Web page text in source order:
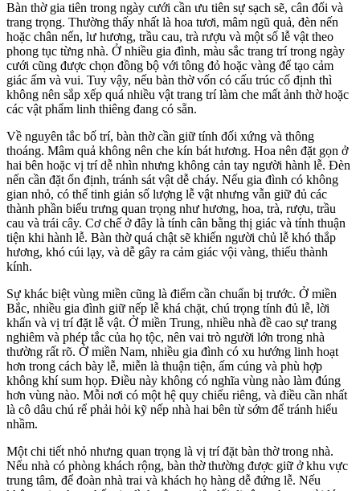
Bàn thờ gia tiên trong ngày cưới cần ưu tiên sự sạch sẽ, cân đối và
trang trọng. Thường thấy nhất là hoa tươi, mâm ngũ quả, đèn nến
hoặc chân nến, lư hương, trầu cau, trà rượu và một số lễ vật theo
phong tục từng nhà. Ở nhiều gia đình, màu sắc trang trí trong ngày
cưới cũng được chọn đồng bộ với tông đỏ hoặc vàng để tạo cảm
giác ấm và vui. Tuy vậy, nếu bàn thờ vốn có cấu trúc cố định thì
không nên sắp xếp quá nhiều vật trang trí làm che mất ảnh thờ hoặc
các vật phẩm linh thiêng đang có sẵn.
Về nguyên tắc bố trí, bàn thờ cần giữ tính đối xứng và thông
thoáng. Mâm quả không nên che kín bát hương. Hoa nên đặt gọn ở
hai bên hoặc vị trí dễ nhìn nhưng không cản tay người hành lễ. Đèn
nến cần đặt ổn định, tránh sát vật dễ cháy. Nếu gia đình có không
gian nhỏ, có thể tinh giản số lượng lễ vật nhưng vẫn giữ đủ các
thành phần biểu trưng quan trọng như hương, hoa, trà, rượu, trầu
cau và trái cây. Cơ chế ở đây là tính cân bằng thị giác và tính thuận
tiện khi hành lễ. Bàn thờ quá chật sẽ khiến người chủ lễ khó thắp
hương, khó cúi lạy, và dễ gây ra cảm giác vội vàng, thiếu thành
kính.
Sự khác biệt vùng miền cũng là điểm cần chuẩn bị trước. Ở miền
Bắc, nhiều gia đình giữ nếp lễ khá chặt, chú trọng tính đủ lễ, lời
khấn và vị trí đặt lễ vật. Ở miền Trung, nhiều nhà đề cao sự trang
nghiêm và phép tắc của họ tộc, nên vai trò người lớn trong nhà
thường rất rõ. Ở miền Nam, nhiều gia đình có xu hướng linh hoạt
hơn trong cách bày lễ, miễn là thuận tiện, ấm cúng và phù hợp
không khí sum họp. Điều này không có nghĩa vùng nào làm đúng
hơn vùng nào. Mỗi nơi có một hệ quy chiếu riêng, và điều cần nhất
là cô dâu chú rể phải hỏi kỹ nếp nhà hai bên từ sớm để tránh hiểu
nhầm.
Một chi tiết nhỏ nhưng quan trọng là vị trí đặt bàn thờ trong nhà.
Nếu nhà có phòng khách rộng, bàn thờ thường được giữ ở khu vực
trung tâm, để đoàn nhà trai và khách họ hàng dễ đứng lễ. Nếu